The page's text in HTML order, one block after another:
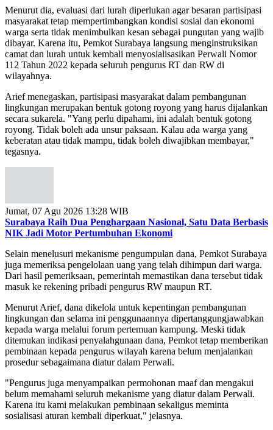
masyarakat tetap mempertimbangkan kondisi sosial dan ekonomi
warga serta tidak menimbulkan kesan sebagai pungutan yang wajib
dibayar. Karena itu, Pemkot Surabaya langsung menginstruksikan
camat dan lurah untuk kembali menyosialisasikan Perwali Nomor
112 Tahun 2022 kepada seluruh pengurus RT dan RW di
wilayahnya.
Arief menegaskan, partisipasi masyarakat dalam pembangunan
lingkungan merupakan bentuk gotong royong yang harus dijalankan
secara sukarela. "Yang perlu dipahami, ini adalah bentuk gotong
royong. Tidak boleh ada unsur paksaan. Kalau ada warga yang
keberatan atau tidak mampu, tidak boleh diwajibkan membayar,"
tegasnya.
Surabaya Raih Dua Penghargaan Nasional, Satu Data Berbasis
NIK Jadi Motor Pertumbuhan Ekonomi
Selain menelusuri mekanisme pengumpulan dana, Pemkot Surabaya
juga memeriksa pengelolaan uang yang telah dihimpun dari warga.
Dari hasil pemeriksaan, pemerintah memastikan dana tersebut tidak
masuk ke rekening pribadi pengurus RW maupun RT.
Menurut Arief, dana dikelola untuk kepentingan pembangunan
lingkungan dan selama ini penggunaannya dipertanggungjawabkan
kepada warga melalui forum pertemuan kampung. Meski tidak
ditemukan indikasi penyalahgunaan dana, Pemkot tetap memberikan
pembinaan kepada pengurus wilayah karena belum menjalankan
prosedur sebagaimana diatur dalam Perwali.
"Pengurus juga menyampaikan permohonan maaf dan mengakui
belum memahami seluruh mekanisme yang diatur dalam Perwali.
Karena itu kami melakukan pembinaan sekaligus meminta
sosialisasi aturan kembali diperkuat," jelasnya.
Arief menjelaskan kawasan Sememi yang menjadi lokasi laporan